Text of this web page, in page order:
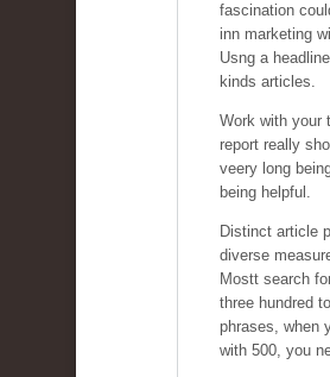
fascination
inn marketing
Usng a
kinds articles.
Work with your
report really
veery long
being helpful.
Distinct article
diverse
Mostt search
three hundred
phrases, when
with 500, you